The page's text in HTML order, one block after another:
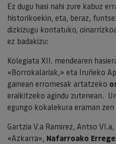
Ez dugu hasi nahi zure kabuz
historikoekin, eta, beraz,
dizkizugu kontatuko,
ez badakizu:
Kolegiata XII. mendearen
«Borrokalariak,» eta Iruñeko
gainean erromesak artatzeko
eraikitzeko agindu zutenean.
egungo kokalekura eraman
Gartzia V.a Ramirez, Antso
«Azkarra», Nafarroako